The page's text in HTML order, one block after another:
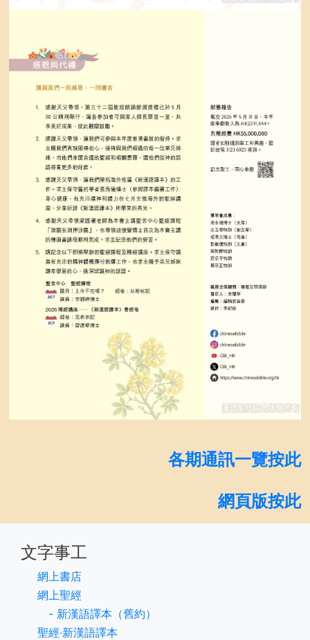
各期通訊一覽按此
網頁版按此
文字事工
網上書店
網上聖經
- 新漢語譯本（舊約）
聖經‧新漢語譯本